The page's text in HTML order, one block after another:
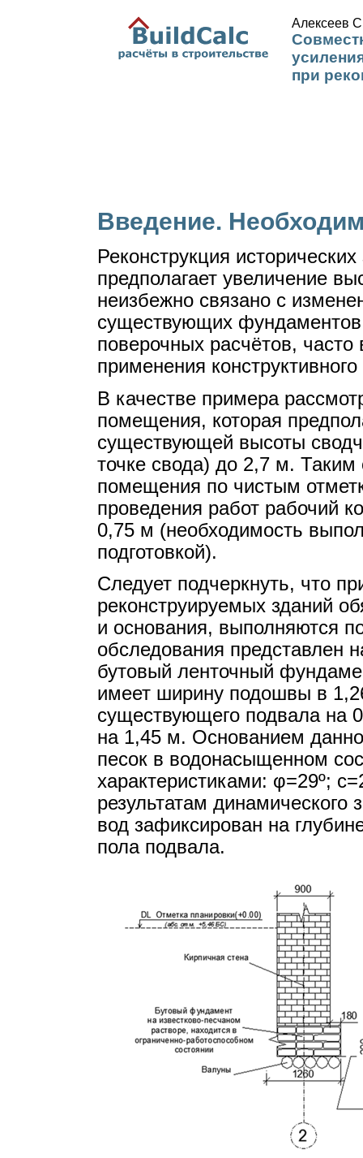
Алексеев
при
Введение.
Реконструкция
предполагает увеличение
неизбежно связано с
существующих
поверочных расчётов, часто
применения
В качестве примера
помещения, которая
существующей высоты
точке свода) до 2,7 м. Таким
помещения по чистым
проведения работ рабочий
0,75 м (необходимость
подготовкой).
Следует подчеркнуть, что
реконструируемых зданий
и основания, выполняются
обследования представлен
бутовый ленточный
имеет ширину подошвы в
существующего подвала на
на 1,45 м. Основанием
песок в водонасыщенном
характеристиками: φ=29º;
результатам динамического
вод зафиксирован на
пола подвала.